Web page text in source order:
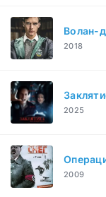
Волан-
2018
2025
2009